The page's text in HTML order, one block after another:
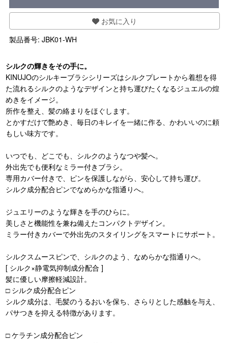
お気に入り
製品番号: JBK01-WH
シルクの輝きをその手に。
KINUJOのシルキーブラシシリーズはシルクプレートから着想を得
た流れるシルクのようなデザインと持ち運びたくなるジュエルの煌
めきをイメージ。
所作を整え、髪の絡まりをほぐします。
とかすだけで艶めき、毎日のキレイを一緒に作る、かわいいのに頼
もしい味方です。
いつでも、どこでも、シルクのようなつや髪へ。
外出先でも便利なミラー付きブラシ。
専用カバー付きで、ピンを保護しながら、安心して持ち運び。
シルク成分配合ピンでなめらかな指通りへ。
ジュエリーのような輝きを手のひらに。
美しさと機能性を兼ね備えたコンパクトデザイン。
ミラー付きカバーで外出先のスタイリングをスマートにサポート。
シルクスムースピンで、シルクのよう、なめらかな指通りへ。
[ シルク×静電気抑制成分配合 ]
髪に優しい摩擦軽減設計。
□ シルク成分配合ピン
シルク成分は、毛髪のうるおいを保ち、さらりとした感触を与え、
パサつきを抑える特徴があります。
□ ケラチン成分配合ピン